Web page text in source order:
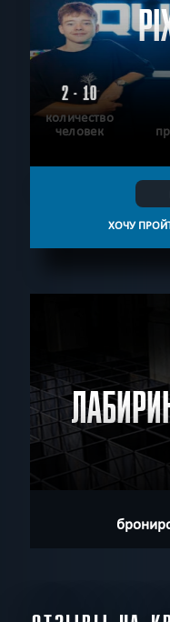
2 - 10
количество
человек
ХОЧУ